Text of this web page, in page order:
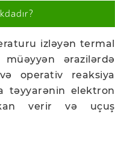
izləyən termal
ərazilərdə
operativ reaksiya
təyyarənin elektron
verir və uçuş